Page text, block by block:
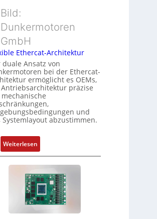
s
s
u
n
g
u
n
Z
u
s
t
a
n
d
e
t
y
p
s
o
r
g
t
f
ü
r
m
e
h
r
Bild:
Dunkermotoren
GmbH
Ethercat-Architektur
duale Ansatz von
bei der Ethercat-
ermöglicht es OEMs,
präzise
und
Systemlayout abzustimmen.
Weiterlesen:
F
l
e
x
i
b